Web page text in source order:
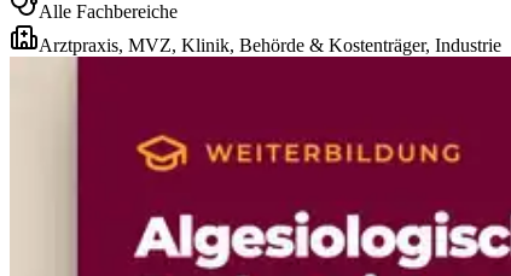
Alle Fachbereiche
Arztpraxis, MVZ, Klinik, Behörde & Kostenträger, Industrie